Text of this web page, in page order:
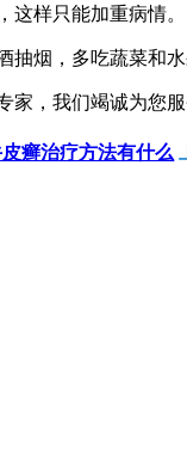
样只能加重病情。
，多吃蔬菜和
，我们竭诚为您服
癣治疗方法有什么